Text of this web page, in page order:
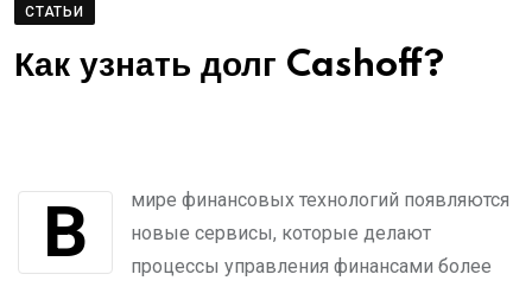
СТАТЬИ
Как узнать долг Cashoff?
В мире финансовых технологий появляются
новые сервисы, которые делают
процессы управления финансами более